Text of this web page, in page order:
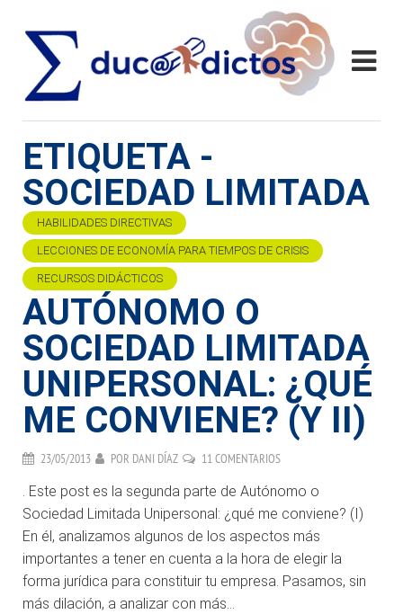
ETIQUETA -
SOCIEDAD LIMITADA
HABILIDADES DIRECTIVAS
LECCIONES DE ECONOMÍA PARA TIEMPOS DE CRISIS
RECURSOS DIDÁCTICOS
AUTÓNOMO O
SOCIEDAD LIMITADA
UNIPERSONAL: ¿QUÉ
ME CONVIENE? (Y II)
23/05/2013 POR DANI DÍAZ 11 COMENTARIOS
. Este post es la segunda parte de Autónomo o
Sociedad Limitada Unipersonal: ¿qué me conviene? (I)
En él, analizamos algunos de los aspectos más
importantes a tener en cuenta a la hora de elegir la
forma jurídica para constituir tu empresa. Pasamos, sin
más dilación, a analizar con más...